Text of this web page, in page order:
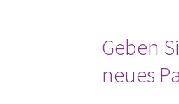
Geben
neues